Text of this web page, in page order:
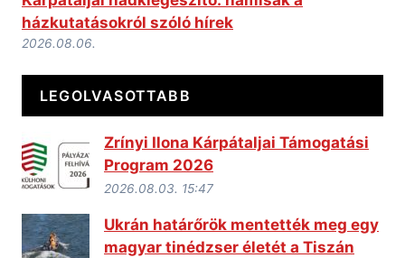
házkutatásokról szóló hírek
2026.08.06.
LEGOLVASOTTABB
Zrínyi Ilona Kárpátaljai Támogatási
Program 2026
2026.08.03. 15:47
Ukrán határőrök mentették meg egy
magyar tinédzser életét a Tiszán